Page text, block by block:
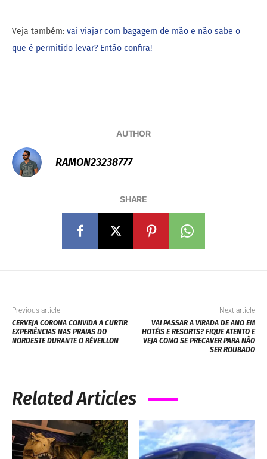
Veja também: vai viajar com bagagem de mão e não sabe o
que é permitido levar? Então confira!
AUTHOR
RAMON23238777
SHARE
Previous article
CERVEJA CORONA CONVIDA A CURTIR
EXPERIÊNCIAS NAS PRAIAS DO
NORDESTE DURANTE O RÉVEILLON
Next article
VAI PASSAR A VIRADA DE ANO EM
HOTÉIS E RESORTS? FIQUE ATENTO E
VEJA COMO SE PRECAVER PARA NÃO
SER ROUBADO
Related Articles